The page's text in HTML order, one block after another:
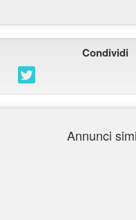
Condividi
Annunci